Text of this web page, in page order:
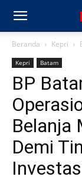
Beranda Kepri
Kepri Batam
BP
Belanja
Demi